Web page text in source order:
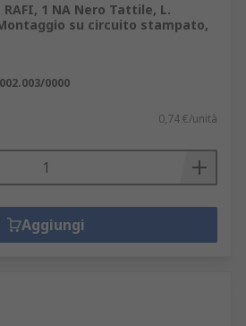
1 NA Nero Tattile, L.
su circuito stampato,
0000
0,74 €/unità
Aggiungi